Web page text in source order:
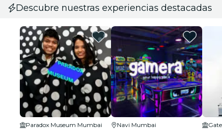
Descubre nuestras experiencias destacadas
Paradox Museum Mumbai
Navi Mumbai